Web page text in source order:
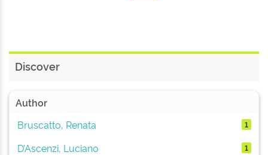
Discover
Author
Bruscatto, Renata
1
D’Ascenzi, Luciano 1